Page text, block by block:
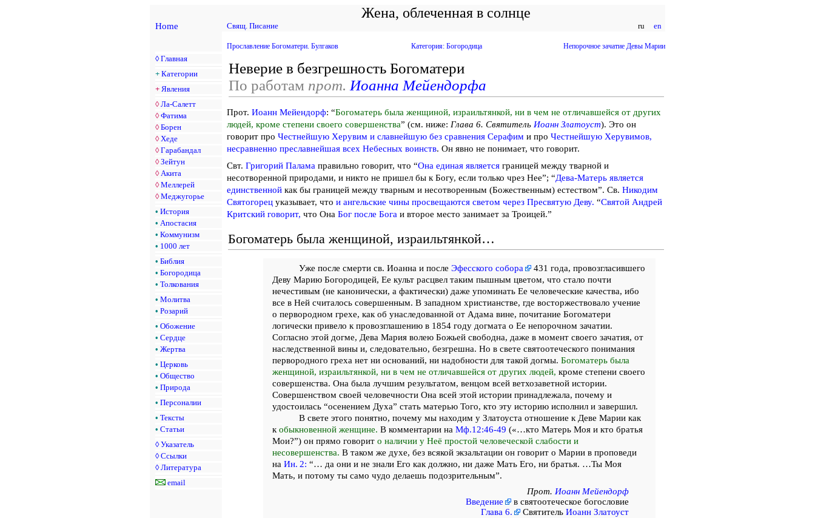
Жена, облеченная в солнце
Home Свящ. Писание ru en
◊ Главная
+ Категории
+ Явления
◊ Ла-Салетт
◊ Фатима
◊ Борен
◊ Хеде
◊ Гарабандал
◊ Зейтун
◊ Акита
◊ Меллерей
◊ Меджугорье
• История
• Апостасия
• Коммунизм
• 1000 лет
• Библия
• Богородица
• Толкования
• Молитва
• Розарий
• Обожение
• Сердце
• Жертва
• Церковь
• Общество
• Природа
• Персоналии
• Тексты
• Статьи
◊ Указатель
◊ Ссылки
◊ Литература
email
Прославление Богоматери. Булгаков Категория: Богородица Непорочное зачатие Девы Марии
Неверие в безгрешность Богоматери
По работам прот. Иоанна Мейендорфа
Прот. Иоанн Мейендорф: “Богоматерь была женщиной, израильтянкой, ни в чем не отличавшейся от других
людей, кроме степени своего совершенства” (см. ниже: Глава 6. Святитель Иоанн Златоуст). Это он
говорит про Честнейшую Херувим и славнейшую без сравнения Серафим и про Честнейшую Херувимов,
несравненно преславнейшая всех Небесных воинств. Он явно не понимает, что говорит.
Свт. Григорий Палама правильно говорит, что “Она единая является границей между тварной и
несотворенной природами, и никто не пришел бы к Богу, если только чрез Нее”; “Дева-Матерь является
единственной как бы границей между тварным и несотворенным (Божественным) естеством”. Св. Никодим
Святогорец указывает, что и ангельские чины просвещаются светом через Пресвятую Деву. “Святой Андрей
Критский говорит, что Она Бог после Бога и второе место занимает за Троицей.”
Богоматерь была женщиной, израильтянкой…
Уже после смерти св. Иоанна и после Эфесского собора
431 года, провозгласившего
Деву Марию Богородицей, Ее культ расцвел таким пышным цветом, что стало почти
нечестивым (не канонически, а фактически) даже упоминать Ее человеческие качества, ибо
все в Ней считалось совершенным. В западном христианстве, где восторжествовало учение
о первородном грехе, как об унаследованной от Адама вине, почитание Богоматери
логически привело к провозглашению в 1854 году догмата о Ее непорочном зачатии.
Согласно этой догме, Дева Мария волею Божьей свободна, даже в момент своего зачатия, от
наследственной вины и, следовательно, безгрешна. Но в свете святоотеческого понимания
первородного греха нет ни оснований, ни надобности для такой догмы. Богоматерь была
женщиной, израильтянкой, ни в чем не отличавшейся от других людей, кроме степени своего
совершенства. Она была лучшим результатом, венцом всей ветхозаветной истории.
Совершенством своей человечности Она всей этой истории принадлежала, почему и
удостоилась “осенением Духа” стать матерью Того, кто эту историю исполнил и завершил.
В свете этого понятно, почему мы находим у Златоуста отношение к Деве Марии как
кобыкновенной женщине. В комментарии на Мф.12:46-49 («…кто Матерь Моя и кто братья
Мои?”) он прямо говорит о наличии у Неё простой человеческой слабости и
несовершенства. В таком же духе, без всякой экзальтации он говорит о Марии в проповеди
на Ин. 2: “… да они и не знали Его как должно, ни даже Мать Его, ни братья. …Ты Моя
Мать, и потому ты само чудо делаешь подозрительным”.
Прот. Иоанн Мейендорф
Введение
в святоотеческое богословие
Глава 6.
СвятительИоанн Златоуст